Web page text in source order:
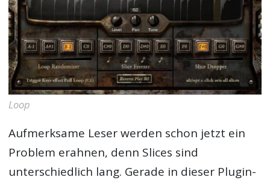
Loop
Aufmerksame Leser werden schon jetzt ein
Problem erahnen, denn Slices sind
unterschiedlich lang. Gerade in dieser Plugin-